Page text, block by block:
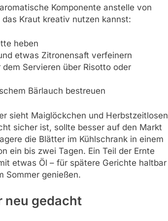
Komponente anstelle von
Kraut kreativ nutzen kannst:
heben
etwas Zitronensaft verfeinern
Servieren über Risotto oder
Bärlauch bestreuen
sieht Maiglöckchen und Herbstzeitlosen
sicher ist, sollte besser auf den Markt
die Blätter im Kühlschrank in einem
ein bis zwei Tagen. Ein Teil der Ernte
etwas Öl – für spätere Gerichte haltbar
Sommer genießen.
neu gedacht